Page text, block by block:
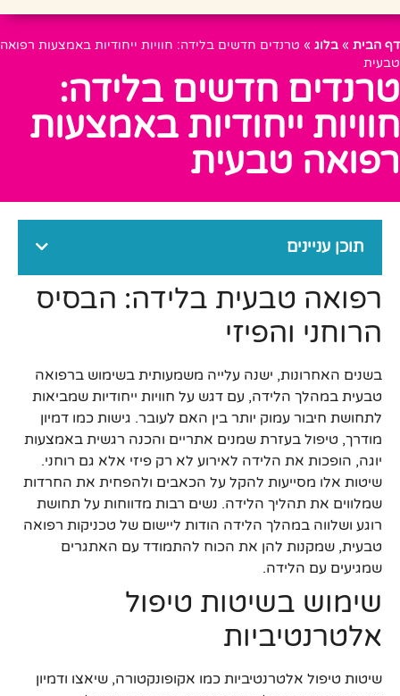
דף הבית » בלוג » טרנדים חדשים בלידה: חוויות ייחודיות באמצעות רפואה
טבעית
טרנדים חדשים בלידה:
חוויות ייחודיות באמצעות
רפואה טבעית
תוכן עניינים
רפואה טבעית בלידה: הבסיס
הרוחני והפיזי
בשנים האחרונות, ישנה עלייה משמעותית בשימוש ברפואה
טבעית במהלך הלידה, עם דגש על חוויות ייחודיות שמביאות
לתחושת חיבור עמוק יותר בין האם לעובר. גישות כמו דמיון
מודרך, טיפול בעזרת שמנים אתריים והכנה רגשית באמצעות
יוגה, הופכות את הלידה לאירוע לא רק פיזי אלא גם רוחני.
שיטות אלו מסייעות להקל על הכאבים ולהפחית את החרדות
שמלווים את תהליך הלידה. נשים רבות מדווחות על תחושת
רוגע ושלווה במהלך הלידה הודות ליישום של טכניקות רפואה
טבעית, שמקנות להן את הכוח להתמודד עם האתגרים
שמגיעים עם הלידה.
שימוש בשיטות טיפול
אלטרנטיביות
שיטות טיפול אלטרנטיביות כמו אקופונקטורה, שיאצו ודמיון